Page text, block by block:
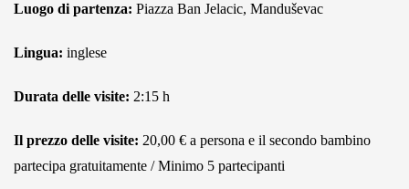
Luogo di partenza: Piazza Ban Jelacic, Manduševac
Lingua: inglese
Durata delle visite: 2:15 h
Il prezzo delle visite: 20,00 € a persona e il secondo bambino
partecipa gratuitamente / Minimo 5 partecipanti